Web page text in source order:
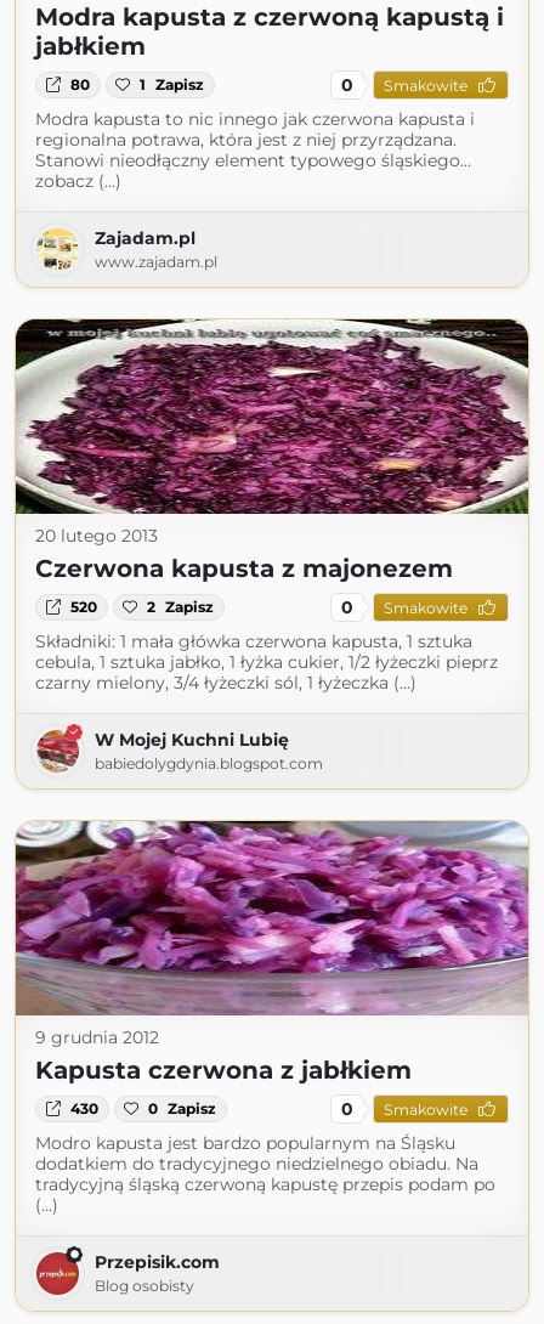
Modra kapusta z czerwoną kapustą i
jabłkiem
80 1 Zapisz 0 Smakowite
Modra kapusta to nic innego jak czerwona kapusta i
regionalna potrawa, która jest z niej przyrządzana.
Stanowi nieodłączny element typowego śląskiego...
zobacz (...)
Zajadam.pl
www.zajadam.pl
20 lutego 2013
Czerwona kapusta z majonezem
520 2 Zapisz 0 Smakowite
Składniki: 1 mała główka czerwona kapusta, 1 sztuka
cebula, 1 sztuka jabłko, 1 łyżka cukier, 1/2 łyżeczki pieprz
czarny mielony, 3/4 łyżeczki sól, 1 łyżeczka (...)
W Mojej Kuchni Lubię
babiedolygdynia.blogspot.com
9 grudnia 2012
Kapusta czerwona z jabłkiem
430 0 Zapisz 0 Smakowite
Modro kapusta jest bardzo popularnym na Śląsku
dodatkiem do tradycyjnego niedzielnego obiadu. Na
tradycyjną śląską czerwoną kapustę przepis podam po
(...)
Przepisik.com
Blog osobisty